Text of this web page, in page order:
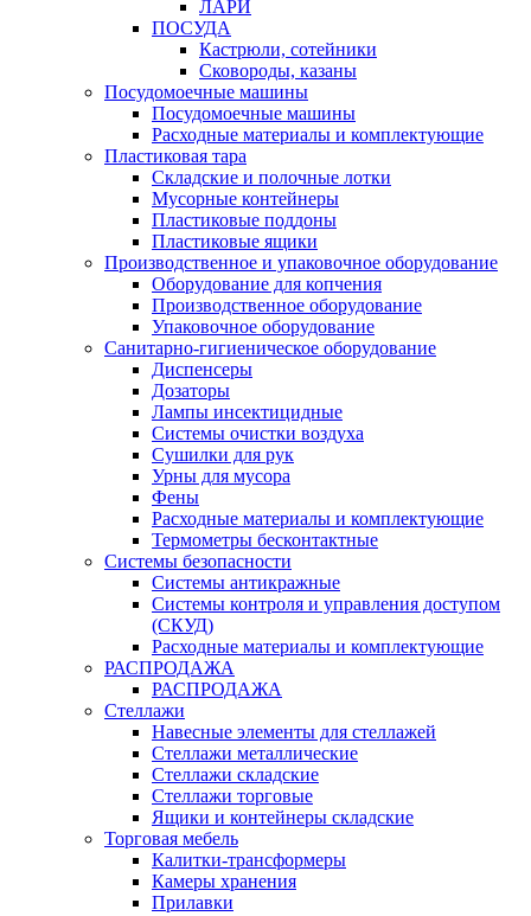
ЛАРИ
ПОСУДА
Кастрюли, сотейники
Сковороды, казаны
Посудомоечные машины
Посудомоечные машины
Расходные материалы и комплектующие
Пластиковая тара
Складские и полочные лотки
Мусорные контейнеры
Пластиковые поддоны
Пластиковые ящики
Производственное и упаковочное оборудование
Оборудование для копчения
Производственное оборудование
Упаковочное оборудование
Санитарно-гигиеническое оборудование
Диспенсеры
Дозаторы
Лампы инсектицидные
Системы очистки воздуха
Сушилки для рук
Урны для мусора
Фены
Расходные материалы и комплектующие
Термометры бесконтактные
Системы безопасности
Системы антикражные
Системы контроля и управления доступом
(СКУД)
Расходные материалы и комплектующие
РАСПРОДАЖА
РАСПРОДАЖА
Стеллажи
Навесные элементы для стеллажей
Стеллажи металлические
Стеллажи складские
Стеллажи торговые
Ящики и контейнеры складские
Торговая мебель
Калитки-трансформеры
Камеры хранения
Прилавки